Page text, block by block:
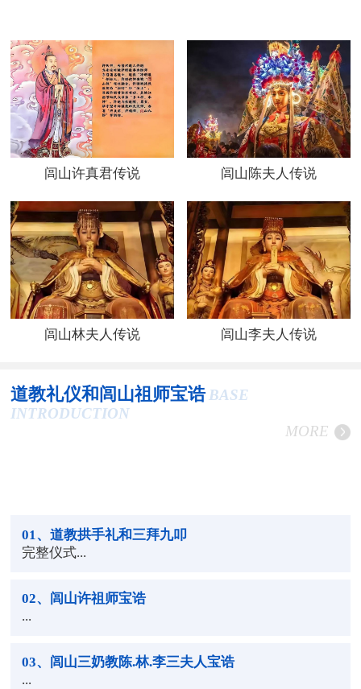
闾山许真君传说 闾山陈夫人传说
闾山林夫人传说 闾山李夫人传说
道教礼仪和闾山祖师宝诰 BASE
INTRODUCTION
MORE
01 、道教拱手礼和三拜九叩
完整仪式...
02、闾山许祖师宝诰
...
03、闾山三奶教陈.林.李三夫人宝诰
...